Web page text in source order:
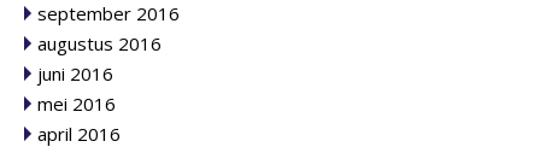
september 2016
augustus 2016
juni 2016
mei 2016
april 2016